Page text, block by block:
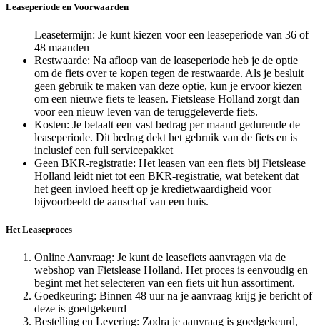
Leaseperiode en Voorwaarden
Leasetermijn: Je kunt kiezen voor een leaseperiode van 36 of
48 maanden
Restwaarde: Na afloop van de leaseperiode heb je de optie
om de fiets over te kopen tegen de restwaarde. Als je besluit
geen gebruik te maken van deze optie, kun je ervoor kiezen
om een nieuwe fiets te leasen. Fietslease Holland zorgt dan
voor een nieuw leven van de teruggeleverde fiets.
Kosten: Je betaalt een vast bedrag per maand gedurende de
leaseperiode. Dit bedrag dekt het gebruik van de fiets en is
inclusief een full servicepakket
Geen BKR-registratie: Het leasen van een fiets bij Fietslease
Holland leidt niet tot een BKR-registratie, wat betekent dat
het geen invloed heeft op je kredietwaardigheid voor
bijvoorbeeld de aanschaf van een huis.
Het Leaseproces
Online Aanvraag: Je kunt de leasefiets aanvragen via de
webshop van Fietslease Holland. Het proces is eenvoudig en
begint met het selecteren van een fiets uit hun assortiment.
Goedkeuring: Binnen 48 uur na je aanvraag krijg je bericht of
deze is goedgekeurd
Bestelling en Levering: Zodra je aanvraag is goedgekeurd,